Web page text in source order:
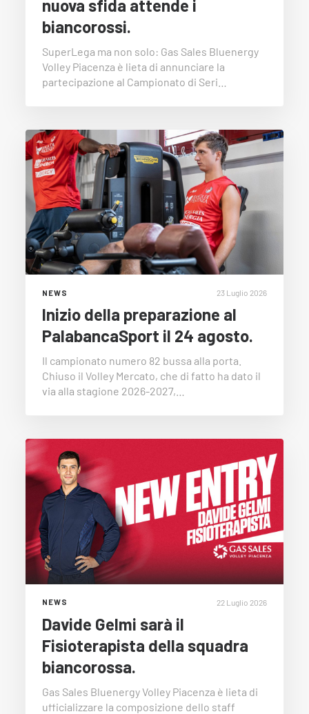
nuova sfida attende i
biancorossi.
SuperLega ma non solo: Gas Sales Bluenergy
Volley Piacenza è lieta di annunciare la
partecipazione al Campionato di Seri…
NEWS 23 Luglio 2026
Inizio della preparazione al
PalabancaSport il 24 agosto.
Il campionato numero 82 bussa alla porta.
Chiuso il Volley Mercato, che di fatto ha dato il
via alla stagione 2026-2027,…
NEWS 22 Luglio 2026
Davide Gelmi sarà il
Fisioterapista della squadra
biancorossa.
Gas Sales Bluenergy Volley Piacenza è lieta di
ufficializzare la composizione dello staff